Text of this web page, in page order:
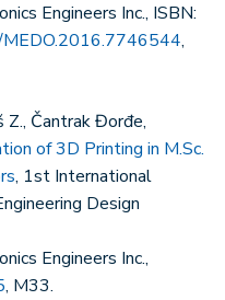
Engineers Inc., ISBN:
,
Z., Čantrak Đorđe,
of 3D Printing in M.Sc.
, 1st International
Design
Engineers Inc.,
, M33.